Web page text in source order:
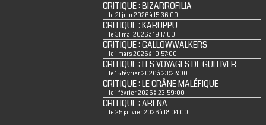
CRITIQUE : BIZARROFILIA
le 21 juin 2026 à 15:36:00
CRITIQUE : KARUPPU
le 31 mai 2026 à 19:17:00
CRITIQUE : GALLOWWALKERS
le 1 mars 2026 à 19:57:00
CRITIQUE : LES VOYAGES DE GULLIVER
le 15 février 2026 à 23:28:00
CRITIQUE : LE CRÂNE MALÉFIQUE
le 1 février 2026 à 23:59:00
CRITIQUE : ARENA
le 25 janvier 2026 à 18:04:00